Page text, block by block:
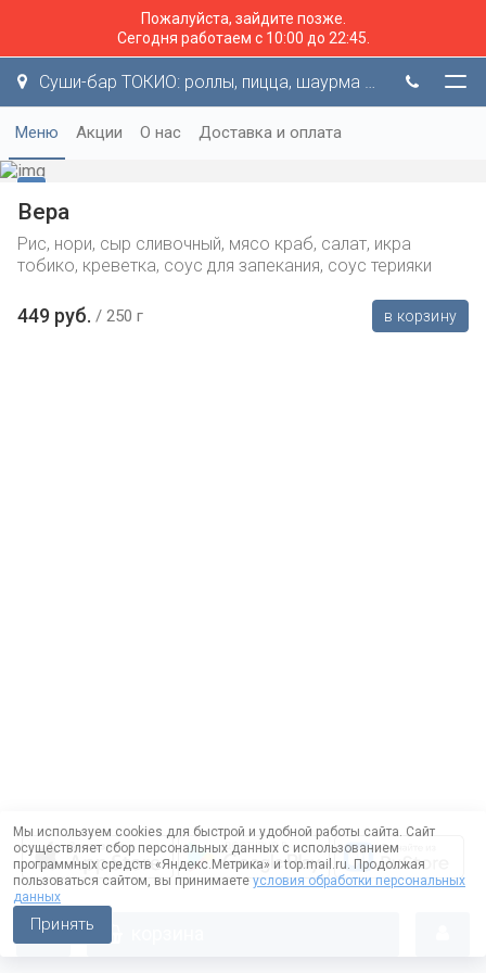
Пожалуйста, зайдите позже.
Сегодня работаем с 10:00 до 22:45.
Суши-бар ТОКИО: роллы, пицца, шаурма и не только!
Меню Акции О нас Доставка и оплата
Вера
Рис, нори, сыр сливочный, мясо краб, салат, икра
тобико, креветка, соус для запекания, соус терияки
449 руб. 250 г в корзину
Мы используем cookies для быстрой и удобной работы сайта. Сайт
осуществляет сбор персональных данных с использованием
программных средств «Яндекс.Метрика» и top.mail.ru. Продолжая
пользоваться сайтом, вы принимаете условия обработки персональных
данных
Принять